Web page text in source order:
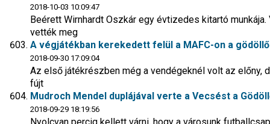
2018-10-03 10:09:47
Beérett Wirnhardt Oszkár egy évtizedes kitartó
vették meg
A végjátékban kerekedett felül a MAFC-on a
2018-09-30 17:09:04
Az első játékrészben még a vendégeknél volt az előny,
fújt
Mudroch Mendel duplájával verte a Vecsést a
2018-09-29 18:19:56